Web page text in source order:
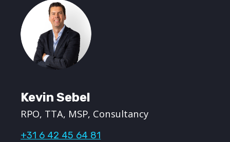
Kevin Sebel
RPO, TTA, MSP, Consultancy
+31 6 42 45 64 81